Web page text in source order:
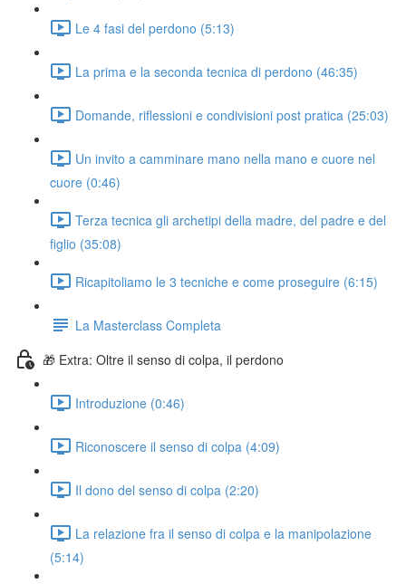
Le 4 fasi del perdono (5:13)
La prima e la seconda tecnica di perdono (46:35)
Domande, riflessioni e condivisioni post pratica (25:03)
Un invito a camminare mano nella mano e cuore nel
cuore (0:46)
Terza tecnica gli archetipi della madre, del padre e del
figlio (35:08)
Ricapitoliamo le 3 tecniche e come proseguire (6:15)
La Masterclass Completa
🎁 Extra: Oltre il senso di colpa, il perdono
Introduzione (0:46)
Riconoscere il senso di colpa (4:09)
Il dono del senso di colpa (2:20)
La relazione fra il senso di colpa e la manipolazione
(5:14)